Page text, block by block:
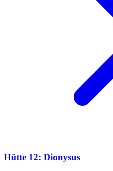
Hütte 12: Dionysus